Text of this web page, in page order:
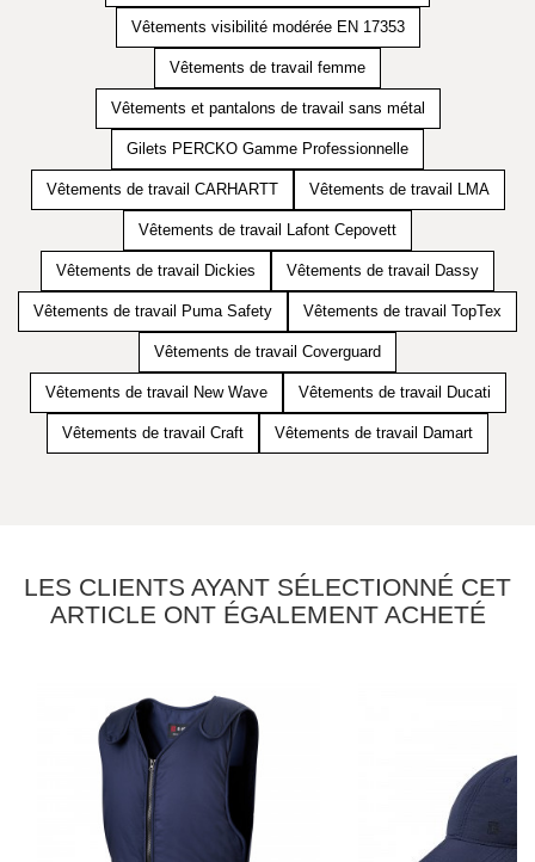
Vêtements visibilité modérée EN 17353
Vêtements de travail femme
Vêtements et pantalons de travail sans métal
Gilets PERCKO Gamme Professionnelle
Vêtements de travail CARHARTT Vêtements de travail LMA
Vêtements de travail Lafont Cepovett
Vêtements de travail Dickies Vêtements de travail Dassy
Vêtements de travail Puma Safety Vêtements de travail TopTex
Vêtements de travail Coverguard
Vêtements de travail New Wave Vêtements de travail Ducati
Vêtements de travail Craft Vêtements de travail Damart
LES CLIENTS AYANT SÉLECTIONNÉ CET
ARTICLE ONT ÉGALEMENT ACHETÉ